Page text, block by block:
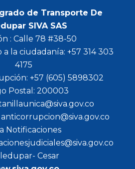
de Transporte De
SIVA SAS
: Calle 78 #38-50
a la ciudadanía: +57 314 303
4175
+57 (605) 5898302
Postal: 200003
Notificaciones
Cesar